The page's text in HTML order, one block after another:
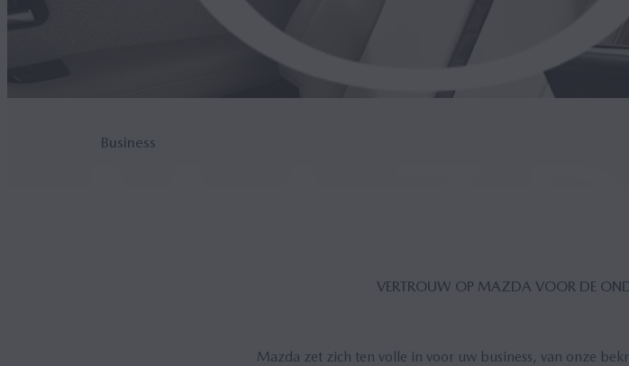
Business
VER­TROUW OP MAZDA VOOR DE
Mazda zet zich ten volle in voor uw business, van onze